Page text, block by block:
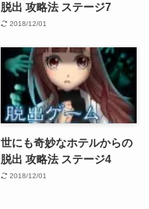
脱出 攻略法 ステージ7
2018/12/01
世にも奇妙なホテルからの
脱出 攻略法 ステージ4
2018/12/01